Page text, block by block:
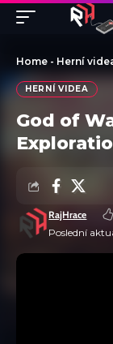
Home - Herní
HERNÍ VIDEA
God of
Poslední
RajHrace